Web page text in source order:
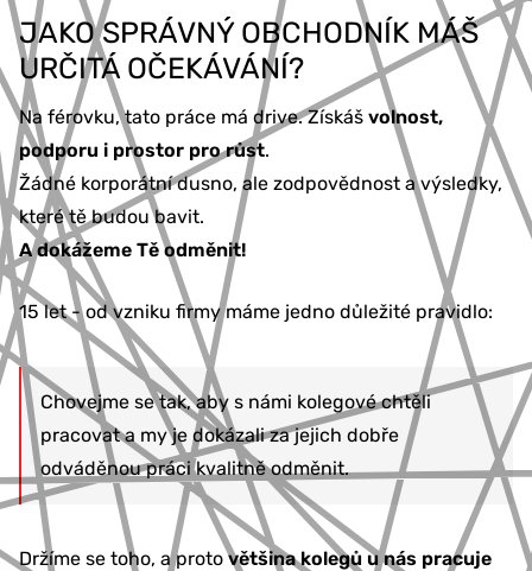
JAKO SPRÁVNÝ OBCHODNÍK MÁŠ
URČITÁ OČEKÁVÁNÍ?
Na férovku, tato práce má drive. Získáš volnost,
podporu i prostor pro růst.
Žádné korporátní dusno, ale zodpovědnost a výsledky,
které tě budou bavit.
A dokážeme Tě odměnit!
15 let - od vzniku firmy máme jedno důležité pravidlo:
Chovejme se tak, aby s námi kolegové chtěli
pracovat a my je dokázali za jejich dobře
odváděnou práci kvalitně odměnit.
Držíme se toho, a protovětšina kolegů u nás pracuje